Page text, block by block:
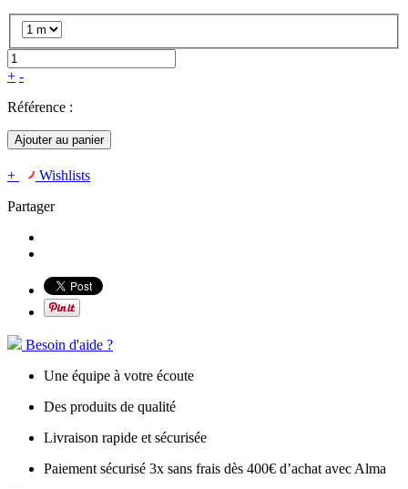
+ -
Référence :
Ajouter au panier
+
Wishlists
Partager
Besoin d'aide ?
Une équipe à votre écoute
Des produits de qualité
Livraison rapide et sécurisée
Paiement sécurisé 3x sans frais dès 400€ d’achat avec Alma